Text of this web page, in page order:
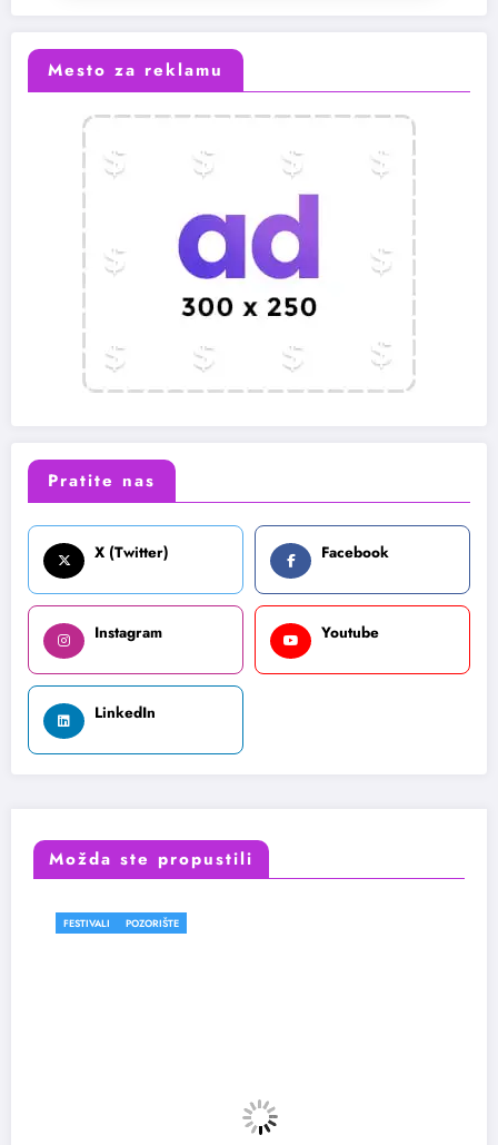
Mesto za reklamu
Pratite nas
X (Twitter) Facebook
Instagram Youtube
LinkedIn
Možda ste propustili
FESTIVALI POZORIŠTE